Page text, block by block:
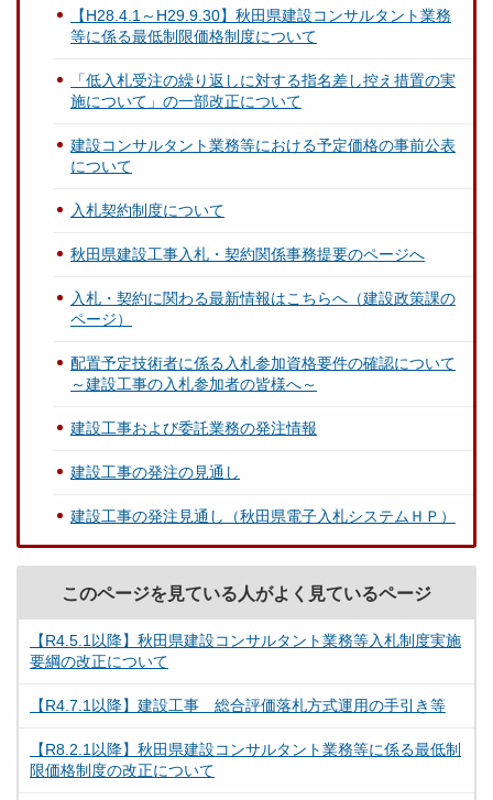
【H28.4.1～H29.9.30】秋田県建設コンサルタント業務
等に係る最低制限価格制度について
「低入札受注の繰り返しに対する指名差し控え措置の実
施について」の一部改正について
建設コンサルタント業務等における予定価格の事前公表
について
入札契約制度について
秋田県建設工事入札・契約関係事務提要のページへ
入札・契約に関わる最新情報はこちらへ（建設政策課の
ページ）
配置予定技術者に係る入札参加資格要件の確認について
～建設工事の入札参加者の皆様へ～
建設工事および委託業務の発注情報
建設工事の発注の見通し
建設工事の発注見通し（秋田県電子入札システムＨＰ）
このページを見ている人がよく見ているページ
【R4.5.1以降】秋田県建設コンサルタント業務等入札制度実施
要綱の改正について
【R4.7.1以降】建設工事 総合評価落札方式運用の手引き等
【R8.2.1以降】秋田県建設コンサルタント業務等に係る最低制
限価格制度の改正について